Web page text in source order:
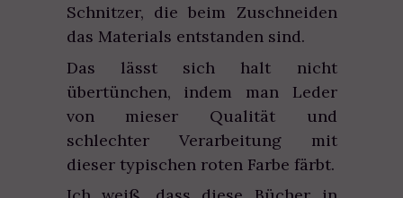
Schnitzer, die beim Zuschneiden
das Materials entstanden sind.
Das lässt sich halt nicht
übertünchen, indem man Leder
von mieser Qualität und
schlechter Verarbeitung mit
dieser typischen roten Farbe färbt.